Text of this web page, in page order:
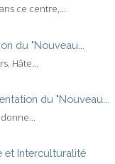
ce centre,...
du "Nouveau...
Hâte...
du "Nouveau...
et Interculturalité